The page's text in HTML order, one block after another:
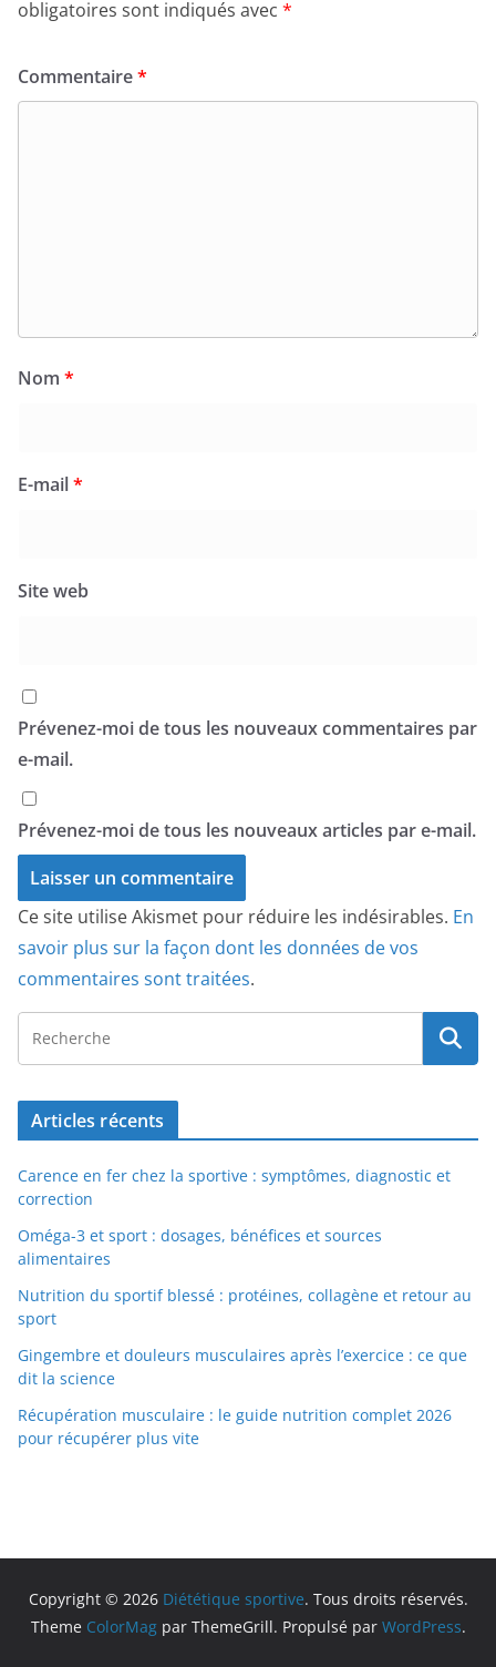
obligatoires sont indiqués avec *
Commentaire*
Nom *
E-mail*
Site web
Prévenez-moi de tous les nouveaux commentaires par
e-mail.
Prévenez-moi de tous les nouveaux articles par e-mail.
Ce site utilise Akismet pour réduire les indésirables. En
savoir plus sur la façon dont les données de vos
commentaires sont traitées.
Articles récents
Carence en fer chez la sportive : symptômes, diagnostic et
correction
Oméga-3 et sport : dosages, bénéfices et sources
alimentaires
Nutrition du sportif blessé : protéines, collagène et retour au
sport
Gingembre et douleurs musculaires après l’exercice : ce que
dit la science
Récupération musculaire : le guide nutrition complet 2026
pour récupérer plus vite
Copyright © 2026 Diététique sportive. Tous droits réservés.
Theme ColorMagpar ThemeGrill. Propulsé par WordPress.